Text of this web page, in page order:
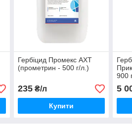
Гербіцид Промекс АХТ
(прометрин - 500 г/л.)
235₴/л
Купити
900
5